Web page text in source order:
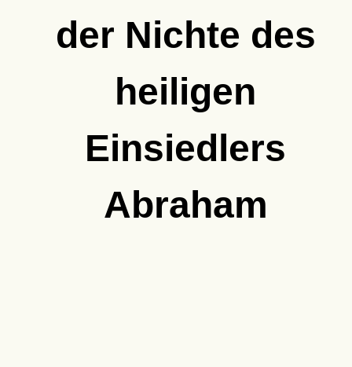
der Nichte des
heiligen
Einsiedlers
Abraham